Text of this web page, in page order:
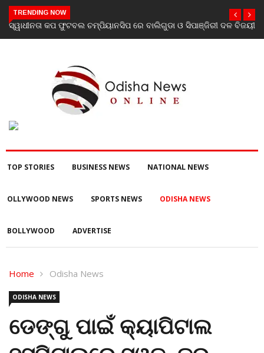
TRENDING NOW
ବିଜୟୀଯାଜପୁର ଗସ୍ତରେ ସ୍ୱାସ୍ଥ୍ୟ ମନ୍ତ୍ରୀ ଡ. ମୁକେଶ ମହାଲିଙ୍ଗ: ବନ୍ୟା
ପରବର୍ତ୍ତୀ ସ୍ୱାସ୍ଥ୍ୟସେବା ଓ ଜନସ୍ୱାସ୍ଥ୍ୟ ପରିଚାଳନାର କଲେ ସମୀକ୍ଷା
TOP STORIES BUSINESS NEWS NATIONAL NEWS
OLLYWOOD NEWS SPORTS NEWS ODISHA NEWS
BOLLYWOOD ADVERTISE
Home Odisha News
ODISHA NEWS
ଡେଙ୍ଗୁ ପାଇଁ କ୍ୟାପିଟାଲ